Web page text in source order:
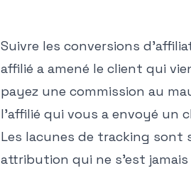
Suivre les conversions
affilié a amené le client qui
payez une commission au
l'affilié qui vous a envoyé un
Les lacunes de tracking sont
attribution qui ne s'est